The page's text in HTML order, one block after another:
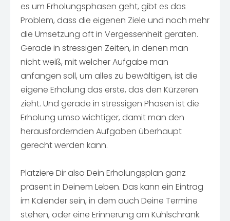
es um Erholungsphasen geht, gibt es das
Problem, dass die eigenen Ziele und noch mehr
die Umsetzung oft in Vergessenheit geraten.
Gerade in stressigen Zeiten, in denen man
nicht weiß, mit welcher Aufgabe man
anfangen soll, um alles zu bewältigen, ist die
eigene Erholung das erste, das den Kürzeren
zieht. Und gerade in stressigen Phasen ist die
Erholung umso wichtiger, damit man den
herausfordernden Aufgaben überhaupt
gerecht werden kann.
Platziere Dir also Dein Erholungsplan ganz
präsent in Deinem Leben. Das kann ein Eintrag
im Kalender sein, in dem auch Deine Termine
stehen, oder eine Erinnerung am Kühlschrank.